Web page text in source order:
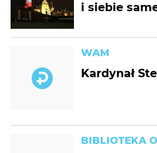
i siebie
WAM
Kardynał
BIBLIOTEKA